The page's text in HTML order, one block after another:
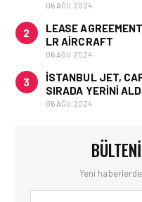
06 AĞU 2024
2
LEASE
LR AIRCRAFT
06 AĞU 2024
3
İSTANBUL JET,
SIRADA YERINI
06 AĞU 2024
Yeni